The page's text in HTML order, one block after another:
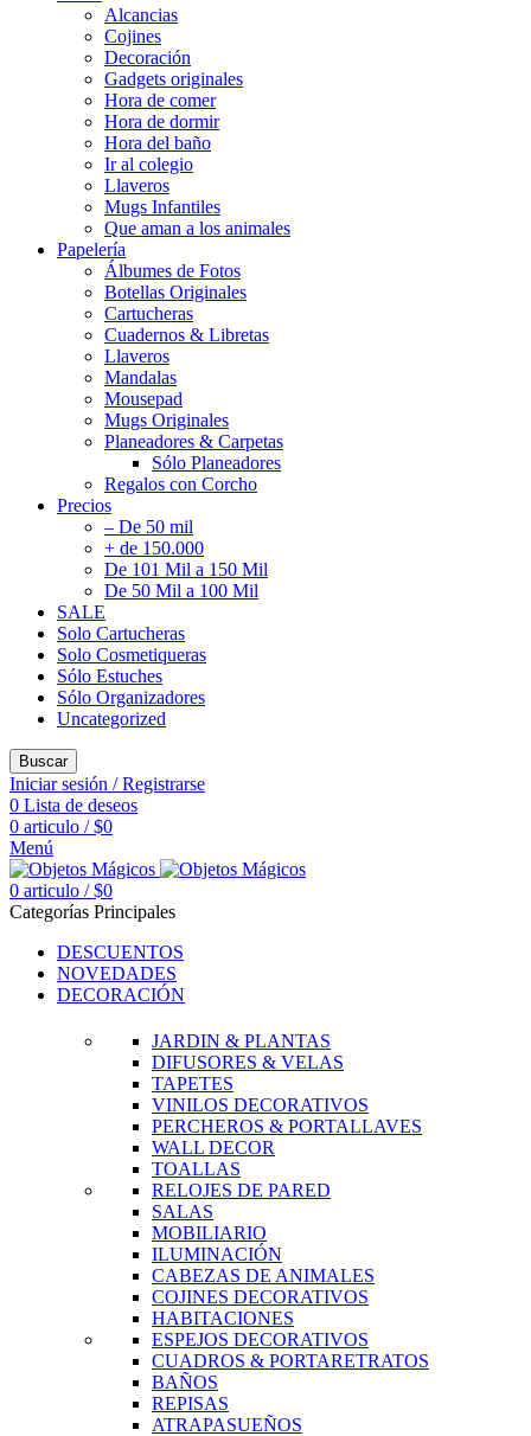
Alcancias
Cojines
Decoración
Gadgets originales
Hora de comer
Hora de dormir
Hora del baño
Ir al colegio
Llaveros
Mugs Infantiles
Que aman a los animales
Papelería
Álbumes de Fotos
Botellas Originales
Cartucheras
Cuadernos & Libretas
Llaveros
Mandalas
Mousepad
Mugs Originales
Planeadores & Carpetas
Sólo Planeadores
Regalos con Corcho
Precios
– De 50 mil
+ de 150.000
De 101 Mil a 150 Mil
De 50 Mil a 100 Mil
SALE
Solo Cartucheras
Solo Cosmetiqueras
Sólo Estuches
Sólo Organizadores
Uncategorized
Buscar
Iniciar sesión / Registrarse
0 Lista de deseos
0 articulo / $0
Menú
0 articulo / $0
Categorías Principales
DESCUENTOS
NOVEDADES
DECORACIÓN
JARDIN & PLANTAS
DIFUSORES & VELAS
TAPETES
VINILOS DECORATIVOS
PERCHEROS & PORTALLAVES
WALL DECOR
TOALLAS
RELOJES DE PARED
SALAS
MOBILIARIO
ILUMINACIÓN
CABEZAS DE ANIMALES
COJINES DECORATIVOS
HABITACIONES
ESPEJOS DECORATIVOS
CUADROS & PORTARETRATOS
BAÑOS
REPISAS
ATRAPASUEÑOS